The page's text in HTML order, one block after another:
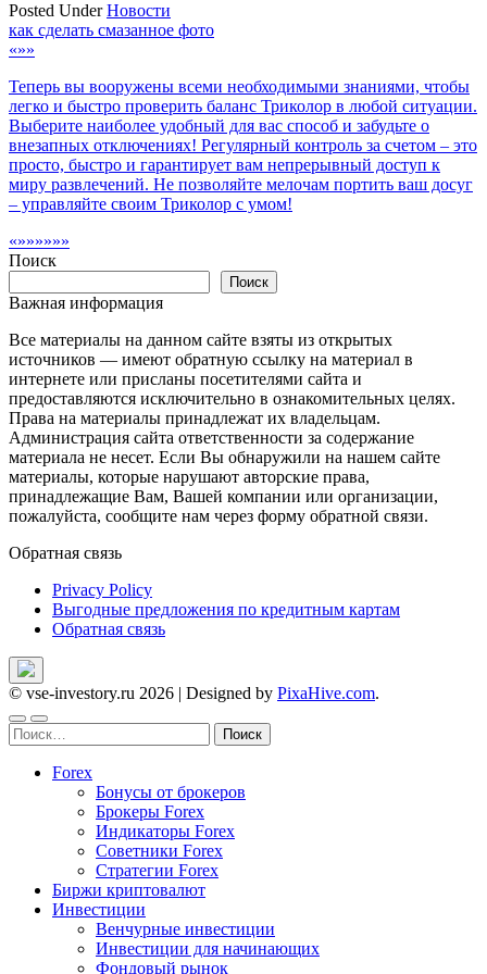
Posted UnderНовости
Навигация
по
записям
как сделать смазанное фото
«»»
Теперь вы вооружены всеми необходимыми знаниями, чтобы
легко и быстро проверить баланс Триколор в любой ситуации.
Выберите наиболее удобный для вас способ и забудьте о
внезапных отключениях! Регулярный контроль за счетом – это
просто, быстро и гарантирует вам непрерывный доступ к
миру развлечений. Не позволяйте мелочам портить ваш досуг
– управляйте своим Триколор с умом!
«»»»»»»
Поиск
Поиск
Важная информация
Все материалы на данном сайте взяты из открытых
источников — имеют обратную ссылку на материал в
интернете или присланы посетителями сайта и
предоставляются исключительно в ознакомительных целях.
Права на материалы принадлежат их владельцам.
Администрация сайта ответственности за содержание
материала не несет. Если Вы обнаружили на нашем сайте
материалы, которые нарушают авторские права,
принадлежащие Вам, Вашей компании или организации,
пожалуйста, сообщите нам через форму обратной связи.
Обратная связь
Privacy Policy
Выгодные предложения по кредитным картам
Обратная связь
© vse-investory.ru 2026 | Designed by PixaHive.com.
Найти:
Forex
Бонусы от брокеров
Брокеры Forex
Индикаторы Forex
Советники Forex
Стратегии Forex
Биржи криптовалют
Инвестиции
Венчурные инвестиции
Инвестиции для начинающих
Фондовый рынок